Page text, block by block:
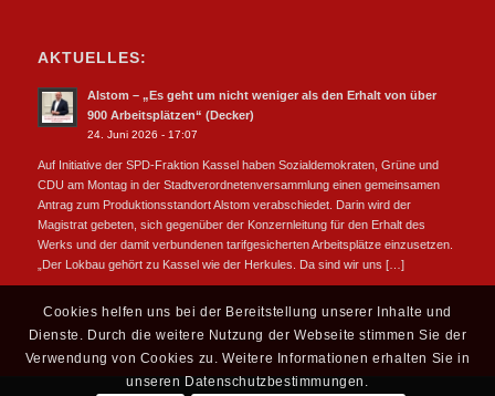
AKTUELLES:
Alstom – „Es geht um nicht weniger als den Erhalt von über
900 Arbeitsplätzen“ (Decker)
24. Juni 2026 - 17:07
Auf Initiative der SPD-Fraktion Kassel haben Sozialdemokraten, Grüne und
CDU am Montag in der Stadtverordnetenversammlung einen gemeinsamen
Antrag zum Produktionsstandort Alstom verabschiedet. Darin wird der
Magistrat gebeten, sich gegenüber der Konzernleitung für den Erhalt des
Werks und der damit verbundenen tarifgesicherten Arbeitsplätze einzusetzen.
„Der Lokbau gehört zu Kassel wie der Herkules. Da sind wir uns […]
Cookies helfen uns bei der Bereitstellung unserer Inhalte und
Dienste. Durch die weitere Nutzung der Webseite stimmen Sie der
Verwendung von Cookies zu. Weitere Informationen erhalten Sie in
unseren Datenschutzbestimmungen.